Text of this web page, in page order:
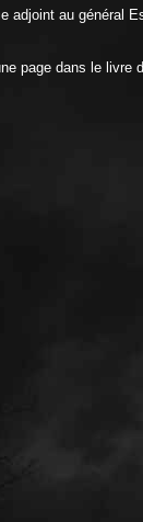
au général
page dans le livre